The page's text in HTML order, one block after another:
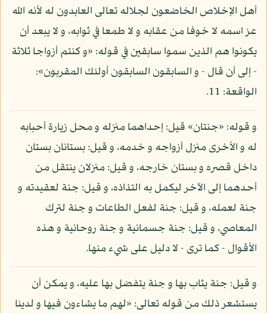
أهل الإخلاص الخاضعون لجلاله تعالى العابدون له لأنه الله
عز اسمه لا خوفا من عقابه و لا طمعا في ثوابه، و لا يبعد أن
يكونوا هم الذين سموا سابقين في قوله: «و كنتم أزواجا ثلاثة
- إلى أن قال - و السابقون السابقون أولئك المقربون»:
الواقعة: 11.
و قوله: «جنتان» قيل: إحداهما منزله و محل زيارة أحبابه
له و الأخرى منزل أزواجه و خدمه، و قيل: بستانان بستان
داخل قصره و بستان خارجه، و قيل: منزلان ينتقل من
أحدهما إلى الآخر ليكمل به التذاذه، و قيل: جنة لعقيدته و
جنة لعمله، و قيل: جنة لفعل الطاعات و جنة لترك
المعاصي، و قيل: جنة جسمانية و جنة روحانية و هذه
الأقوال - كما ترى - لا دليل على شيء منها.
و قيل: جنة يثاب بها و جنة يتفضل بها عليه، و يمكن أن
يستشعر ذلك من قوله تعالى: «لهم ما يشاءون فيها و لدينا